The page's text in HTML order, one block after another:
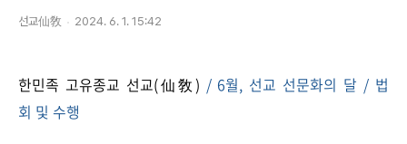
선교仙敎 2024. 6. 1. 15:42
한민족 고유종교 선교(仙敎) / 6월, 선교 선문화의 달 / 법
회 및 수행